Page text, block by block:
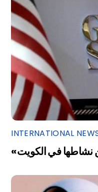
INTERNATIONAL
في الكويت